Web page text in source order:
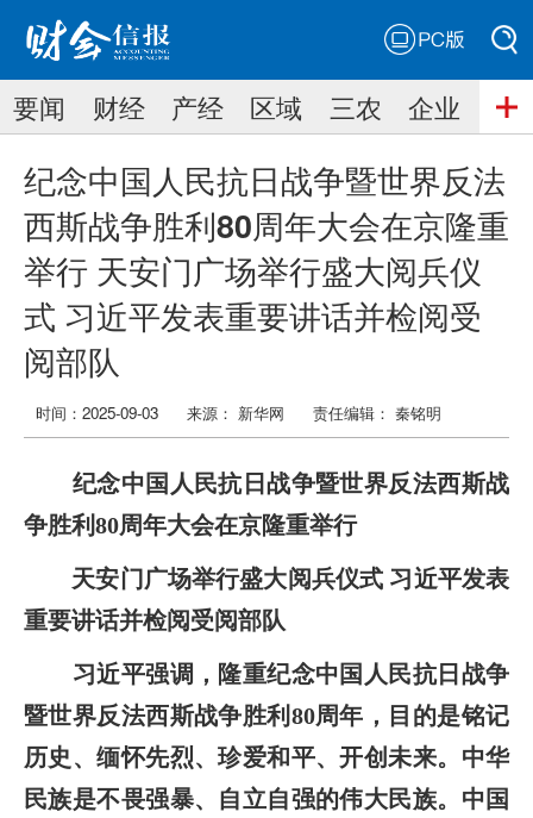
搜索
搜索
要闻 财经 产经 区域 三农 企业
纪念中国人民抗日战争暨世界反法
西斯战争胜利80周年大会在京隆重
举行 天安门广场举行盛大阅兵仪
式 习近平发表重要讲话并检阅受
阅部队
时间：2025-09-03 来源： 新华网 责任编辑： 秦铭明
纪念中国人民抗日战争暨世界反法西斯战
争胜利80周年大会在京隆重举行
天安门广场举行盛大阅兵仪式 习近平发表
重要讲话并检阅受阅部队
习近平强调，隆重纪念中国人民抗日战争
暨世界反法西斯战争胜利80周年，目的是铭记
历史、缅怀先烈、珍爱和平、开创未来。中华
民族是不畏强暴、自立自强的伟大民族。中国